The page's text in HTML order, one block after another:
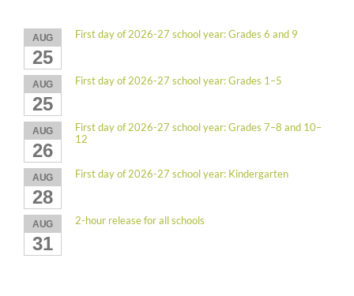
AUG
25
First day of 2026-27 school year: Grades 6 and 9
AUG
25
First day of 2026-27 school year: Grades 1–5
AUG
26
First day of 2026-27 school year: Grades 7–8 and 10–
12
AUG
28
First day of 2026-27 school year: Kindergarten
AUG
31
2-hour release for all schools